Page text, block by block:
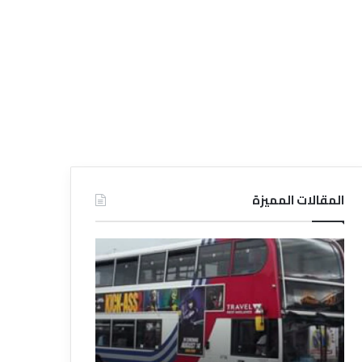
المقالات المميزة
د
ل
ي
ل
ش
ر